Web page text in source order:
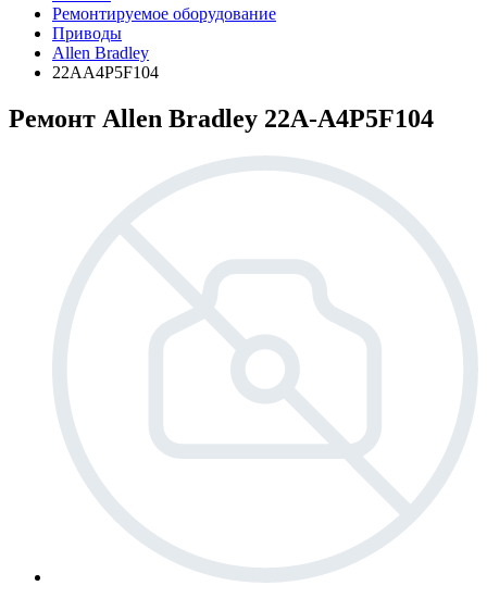
Ремонтируемое оборудование
Приводы
Allen Bradley
22AA4P5F104
Ремонт Allen Bradley 22A-A4P5F104